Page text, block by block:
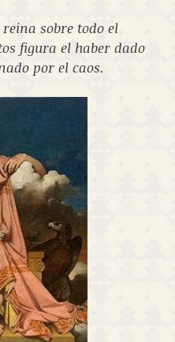
sobre todo el
figura el haber dado
por el caos.